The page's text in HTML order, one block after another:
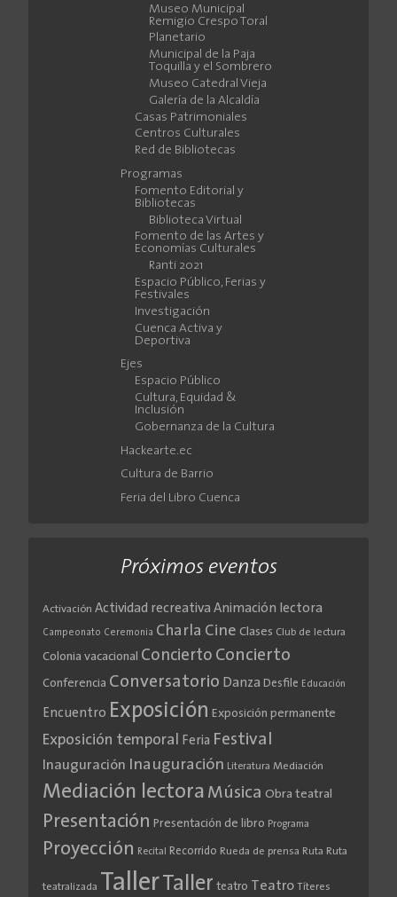
Museo Municipal
Remigio Crespo Toral
Planetario
Municipal de la Paja
Toquilla y el Sombrero
Museo Catedral Vieja
Galería de la Alcaldía
Casas Patrimoniales
Centros Culturales
Red de Bibliotecas
Programas
Fomento Editorial y
Bibliotecas
Biblioteca Virtual
Fomento de las Artes y
Economías Culturales
Ranti 2021
Espacio Público, Ferias y
Festivales
Investigación
Cuenca Activa y
Deportiva
Ejes
Espacio Público
Cultura, Equidad &
Inclusión
Gobernanza de la Cultura
Hackearte.ec
Cultura de Barrio
Feria del Libro Cuenca
Próximos eventos
Activación Actividad recreativa Animación lectora
Campeonato Ceremonia Charla Cine Clases Club de lectura
Colonia vacacional Concierto Concierto
Conferencia Conversatorio Danza Desfile Educación
Encuentro Exposición Exposición permanente
Exposición temporal Feria Festival
Inauguración Inauguración Literatura Mediación
Mediación lectora Música Obra teatral
Presentación Presentación de libro Programa
Proyección Recital Recorrido Rueda de prensa Ruta Ruta
teatralizada TallerTaller teatro Teatro Títeres